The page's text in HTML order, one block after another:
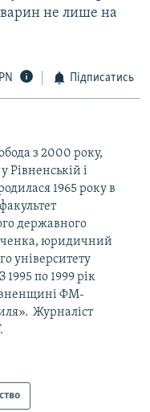
не лише на
Підписатись
з 2000 року,
Рівненській і
1965 року в
державного
юридичний
університету
1995 по 1999 рік
ФМ-
Журналіст